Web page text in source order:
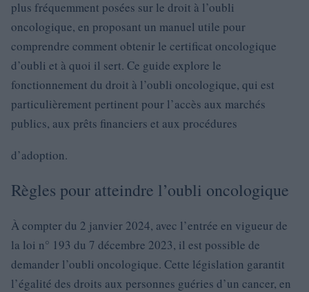
plus fréquemment posées sur le droit à l’oubli
oncologique, en proposant un manuel utile pour
comprendre comment obtenir le certificat oncologique
d’oubli et à quoi il sert. Ce guide explore le
fonctionnement du droit à l’oubli oncologique, qui est
particulièrement pertinent pour l’accès aux marchés
publics, aux prêts financiers et aux procédures
d’adoption.
Règles pour atteindre l’oubli oncologique
À compter du 2 janvier 2024, avec l’entrée en vigueur de
la loi n° 193 du 7 décembre 2023, il est possible de
demander l’oubli oncologique. Cette législation garantit
l’égalité des droits aux personnes guéries d’un cancer, en